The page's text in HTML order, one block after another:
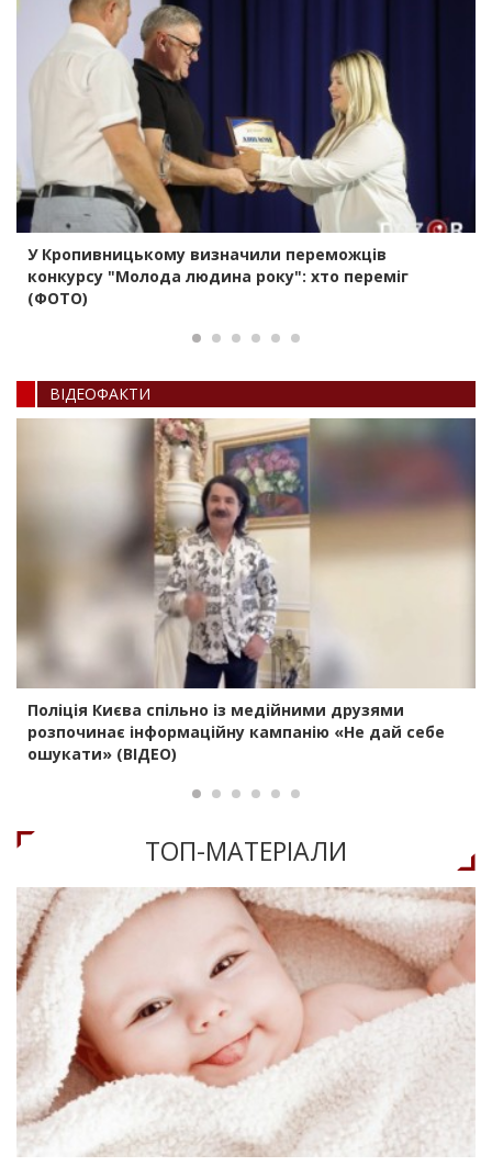
У Кропивницькому визначили переможців
конкурсу "Молода людина року": хто переміг
(ФОТО)
ВIДЕОФАКТИ
Поліція Києва спільно із медійними друзями
розпочинає інформаційну кампанію «Не дай себе
ошукати» (ВІДЕО)
ТОП-МАТЕРIАЛИ